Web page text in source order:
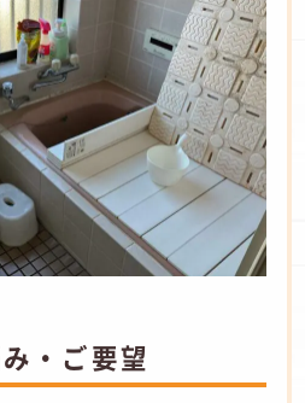
・ご要望